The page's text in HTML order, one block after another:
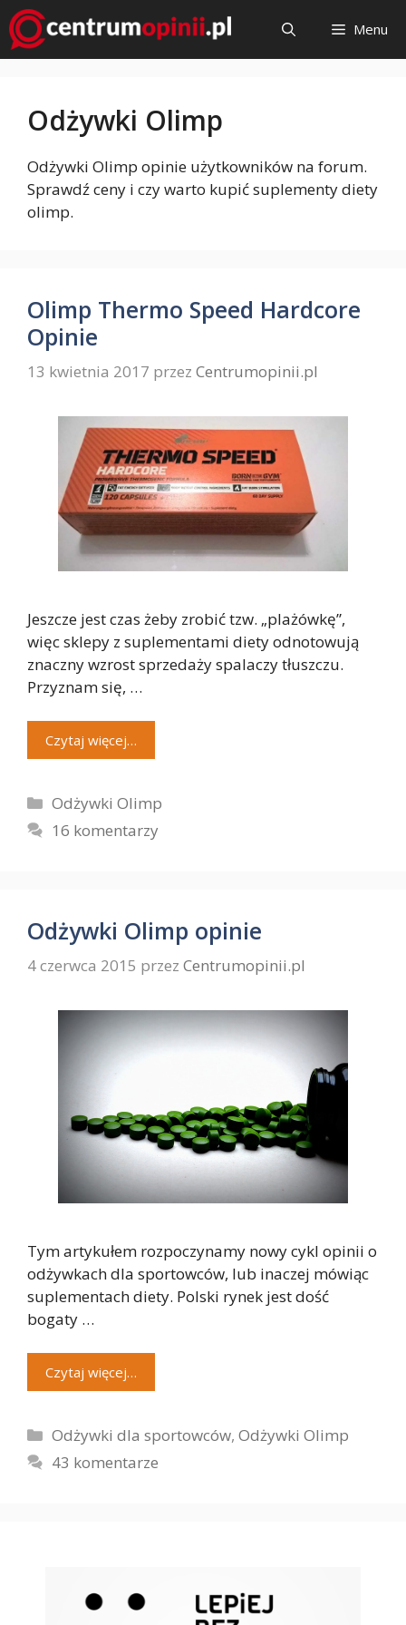
Przejdź
do
treści
Menu
Odżywki Olimp
Odżywki Olimp opinie użytkowników na forum.
Sprawdź ceny i czy warto kupić suplementy diety
olimp.
Olimp Thermo Speed Hardcore
Opinie
13 kwietnia 2017 przez Centrumopinii.pl
Jeszcze jest czas żeby zrobić tzw. „plażówkę”,
więc sklepy z suplementami diety odnotowują
znaczny wzrost sprzedaży spalaczy tłuszczu.
Przyznam się, …
Czytaj więcej…
Kategorie
Odżywki Olimp
16 komentarzy
Odżywki Olimp opinie
4 czerwca 2015 przez Centrumopinii.pl
Tym artykułem rozpoczynamy nowy cykl opinii o
odżywkach dla sportowców, lub inaczej mówiąc
suplementach diety. Polski rynek jest dość
bogaty …
Czytaj więcej…
Kategorie
Odżywki dla sportowców,Odżywki Olimp
43 komentarze